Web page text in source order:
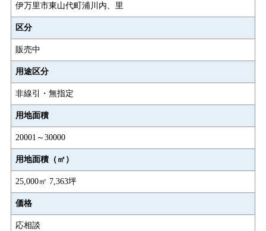
伊万里市東山代町浦川内、里
区分
販売中
用途区分
非線引・無指定
用地面積
20001～30000
用地面積（㎡）
25,000㎡ 7,363坪
価格
応相談